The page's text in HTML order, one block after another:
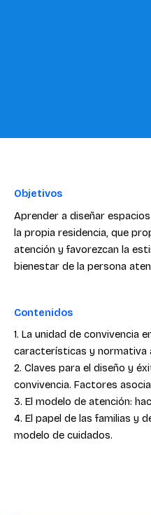
Objetivos
Aprender a diseñar
la propia residencia, que
atención y favorezcan la
bienestar de la persona
Contenidos
1. La unidad de convivencia
características y normativa
2. Claves para el diseño y
convivencia. Factores
3. El modelo de atención:
4. El papel de las familias y
modelo de cuidados.